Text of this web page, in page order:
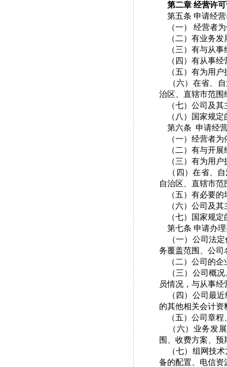
第二章 经营许
第五条 申请经营
（一） 经营者为
（二）有业务发
（三）有与从事
（四）有从事经
（五）有为用户
（六）在省、自
治区、直辖市范
（七）公司及其
（八）国家规定
第六条 申请经营
（一）经营者为
（二）有与开展
（三）有为用户
（四）在省、自
自治区、直辖市
（五）有必要的
（六）公司及其
（七）国家规定
第七条 申请办理
（一）公司法定
务覆盖范围、公司
（二）公司的企
（三）公司概况
员情况，与从事
（四）公司最近
的其他相关会计资
（五）公司章程
（六）业务发展
围、收费方案、
（七）组网技术
备的配置、电信资